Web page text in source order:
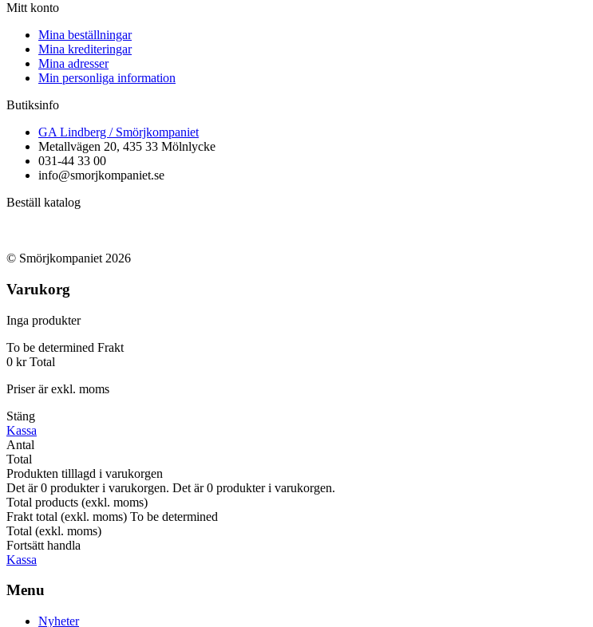
Mitt konto
Mina beställningar
Mina krediteringar
Mina adresser
Min personliga information
Butiksinfo
GA Lindberg / Smörjkompaniet
Metallvägen 20, 435 33 Mölnlycke
031-44 33 00
info@smorjkompaniet.se
Beställ katalog
© Smörjkompaniet 2026
Varukorg
Inga produkter
To be determined Frakt
0 kr Total
Priser är exkl. moms
Stäng
Kassa
Antal
Total
Produkten tilllagd i varukorgen
Det är0 produkter i varukorgen. Det är0 produkter i varukorgen.
Total products (exkl. moms)
Frakt total (exkl. moms) To be determined
Total (exkl. moms)
Fortsätt handla
Kassa
Menu
Nyheter